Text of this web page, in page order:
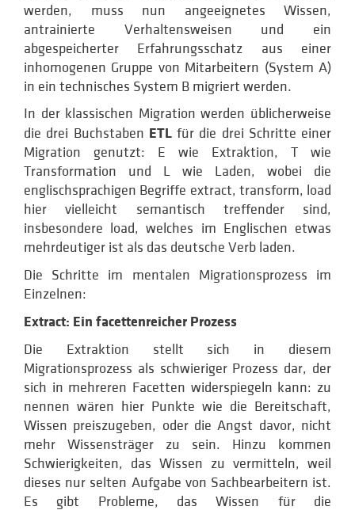
werden, muss nun angeeignetes Wissen,
antrainierte Verhaltensweisen und ein
abgespeicherter Erfahrungsschatz aus einer
inhomogenen Gruppe von Mitarbeitern (System A)
in ein technisches System B migriert werden.
In der klassischen Migration werden üblicherweise
die drei Buchstaben ETLfür die drei Schritte einer
Migration genutzt: E wie Extraktion, T wie
Transformation und L wie Laden, wobei die
englischsprachigen Begriffe extract, transform, load
hier vielleicht semantisch treffender sind,
insbesondere load, welches im Englischen etwas
mehrdeutiger ist als das deutsche Verb laden.
Die Schritte im mentalen Migrationsprozess im
Einzelnen:
Extract: Ein facettenreicher Prozess
Die Extraktion stellt sich in diesem
Migrationsprozess als schwieriger Prozess dar, der
sich in mehreren Facetten widerspiegeln kann: zu
nennen wären hier Punkte wie die Bereitschaft,
Wissen preiszugeben, oder die Angst davor, nicht
mehr Wissensträger zu sein. Hinzu kommen
Schwierigkeiten, das Wissen zu vermitteln, weil
dieses nur selten Aufgabe von Sachbearbeitern ist.
Es gibt Probleme, das Wissen für die